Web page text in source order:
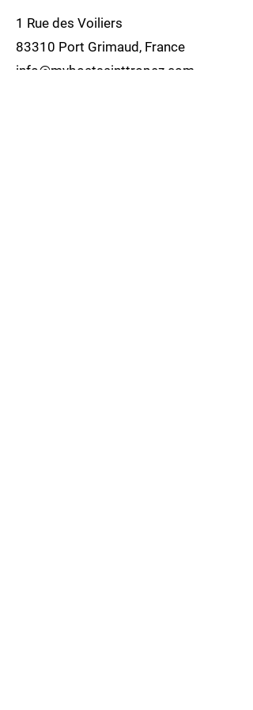
1 Rue des Voiliers
83310 Port Grimaud, France
info@myboatsainttropez.com